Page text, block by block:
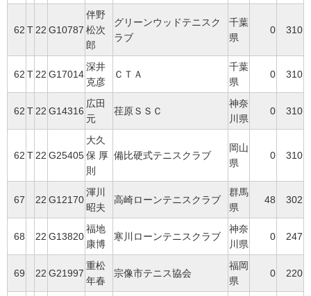
62 T 22 G10787
伴野
松次
郎
グリーンウッドテニスク
ラブ
千葉
県
0 310
62 T 22 G17014
深井
克彦
ＣＴＡ
千葉
県
0 310
62 T 22 G14316
広田
元
荏原ＳＳＣ
神奈
川県
0 310
62 T 22 G25405
大久
保 厚
則
備比硬式テニスクラブ
岡山
県
0 310
67 22 G12170
渾川
昭夫
高崎ローンテニスクラブ
群馬
県
48 302
68 22 G13820
福地
康博
寒川ローンテニスクラブ
神奈
川県
0 247
69 22 G21997
重松
年春
宗像市テニス協会
福岡
県
0 220